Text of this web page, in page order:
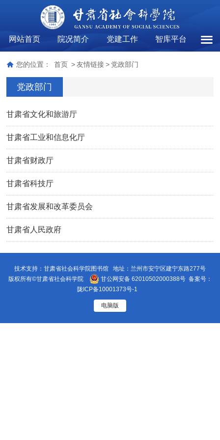
网站首页 院况简介 党建工作 智库平台
党政
您的位置： 首页 > 友情链接 > 党政部门
党政部门
甘肃省文化和旅游厅
甘肃省工业和信息化厅
甘肃省财政厅
甘肃省科技厅
甘肃省发展和改革委员会
甘肃省人民政府
技术支持：甘肃省社会科学院图书馆 地址：兰州市安宁区建宁东路277号
版权所有©甘肃省社会科学院
甘公网安备 62010502000388号备案号：
陇ICP备10001373号-1
电脑版